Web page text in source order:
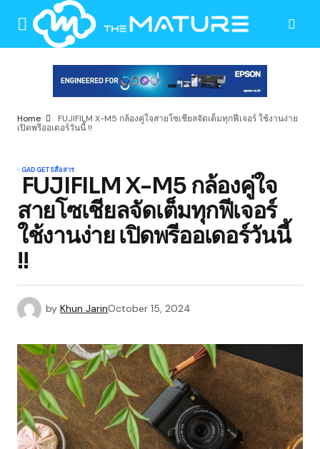
Home
FUJIFILM X-M5 กล้องคู่ใจสายโซเชียลจัดเต็มทุกฟีเจอร์ ใช้งานง่าย
เปิดพรีออเดอร์วันนี้ !!
GADGETSสื่อสาร
FUJIFILM X-M5 กล้องคู่ใจ
สายโซเชียลจัดเต็มทุกฟีเจอร์
ใช้งานง่าย เปิดพรีออเดอร์วันนี้
!!
by Khun JarinOctober 15, 2024